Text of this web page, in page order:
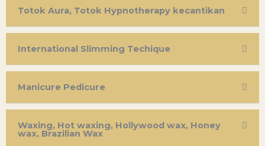
Totok Aura, Totok Hypnotherapy kecantikan
International Slimming Techique
Manicure Pedicure
Waxing, Hot waxing, Hollywood wax, Honey
wax, Brazilian Wax